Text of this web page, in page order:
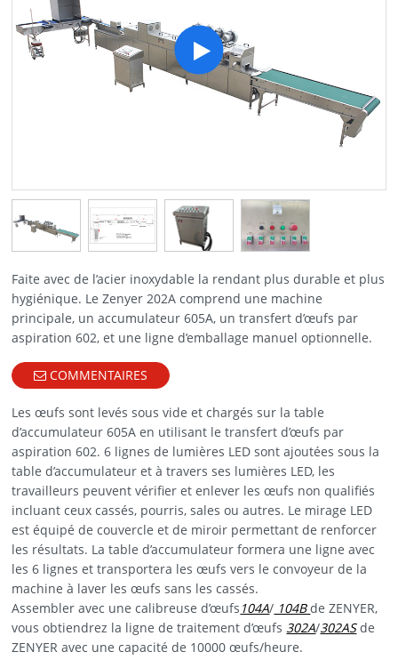
Faite avec de l’acier inoxydable la rendant plus durable et plus
hygiénique. Le Zenyer 202A comprend une machine
principale, un accumulateur 605A, un transfert d’œufs par
aspiration 602, et une ligne d’emballage manuel optionnelle.
COMMENTAIRES
Les œufs sont levés sous vide et chargés sur la table
d’accumulateur 605A en utilisant le transfert d’œufs par
aspiration 602. 6 lignes de lumières LED sont ajoutées sous la
table d’accumulateur et à travers ses lumières LED, les
travailleurs peuvent vérifier et enlever les œufs non qualifiés
incluant ceux cassés, pourris, sales ou autres. Le mirage LED
est équipé de couvercle et de miroir permettant de renforcer
les résultats. La table d’accumulateur formera une ligne avec
les 6 lignes et transportera les œufs vers le convoyeur de la
machine à laver les œufs sans les cassés.
Assembler avec une calibreuse d’œufs 104A/ 104Bde ZENYER,
vous obtiendrez la ligne de traitement d’œufs302A/302ASde
ZENYER avec une capacité de 10000 œufs/heure.